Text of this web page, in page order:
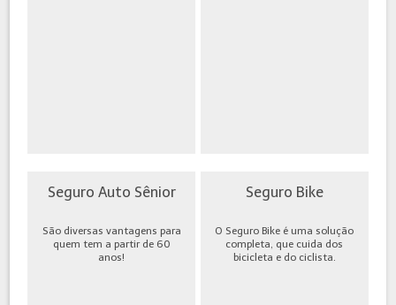
Seguro Auto Sênior
São diversas vantagens para
quem tem a partir de 60
anos!
Seguro Bike
O Seguro Bike é uma solução
completa, que cuida dos
bicicleta e do ciclista.